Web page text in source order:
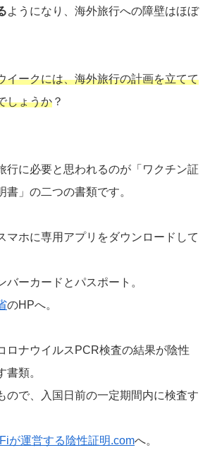
ようになり、海外旅行への障壁はほぼ
イークには、海外旅行の計画を立てて
しょうか ？
行に必要と思われるのが「ワクチン証
書」の二つの書類です。
マホに専用アプリをダウンロードして
バーカードとパスポート。
のHPへ。
ロナウイルスPCR検査の結果が陰性
書類。
ので、入国日前の一定期間内に検査す
が運営する陰性証明.comへ。